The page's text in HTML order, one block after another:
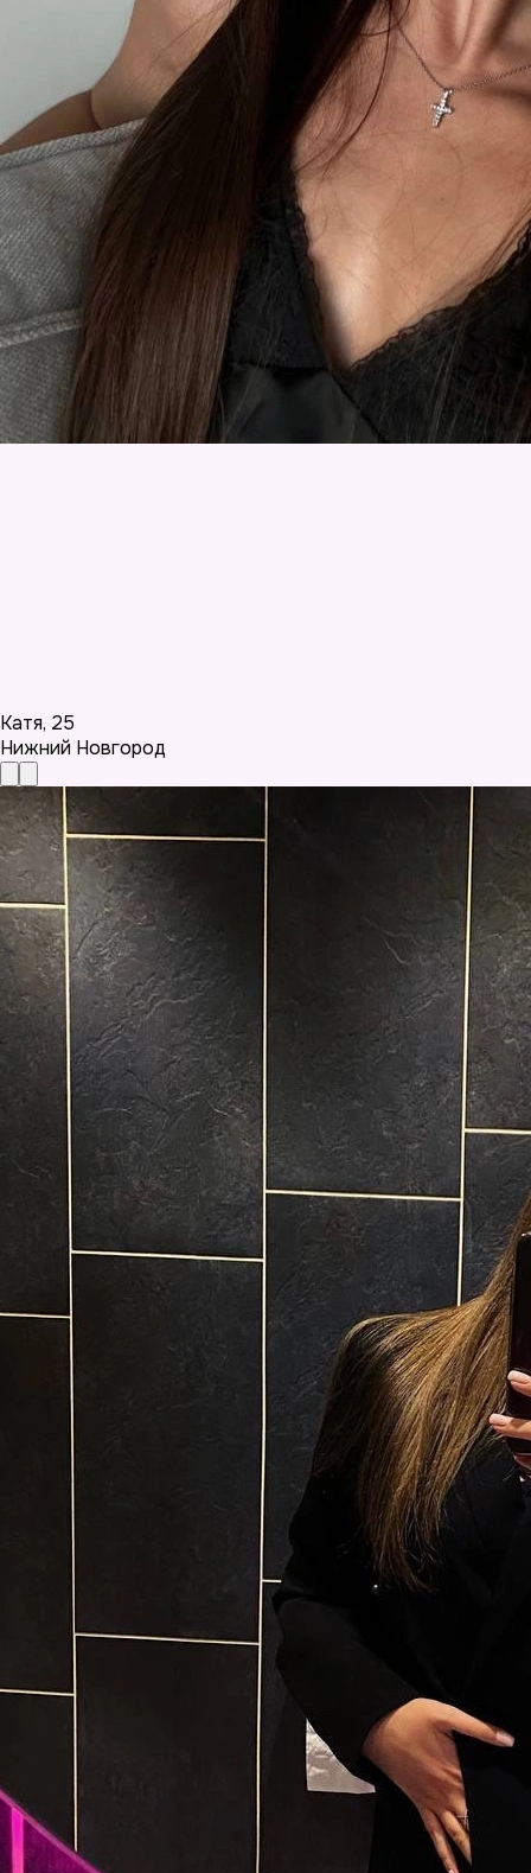
Катя, 25
Нижний Новгород